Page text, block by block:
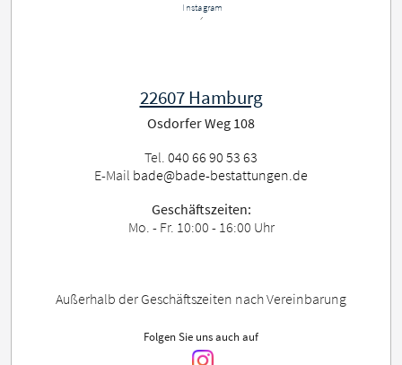
Instagram
´
22607 Hamburg
Osdorfer Weg 108
Tel. 040 66 90 53 63
E-Mail bade@bade-bestattungen.de
Geschäftszeiten:
Mo. - Fr. 10:00 - 16:00 Uhr
Außerhalb der Geschäftszeiten nach Vereinbarung
Folgen Sie uns auch auf